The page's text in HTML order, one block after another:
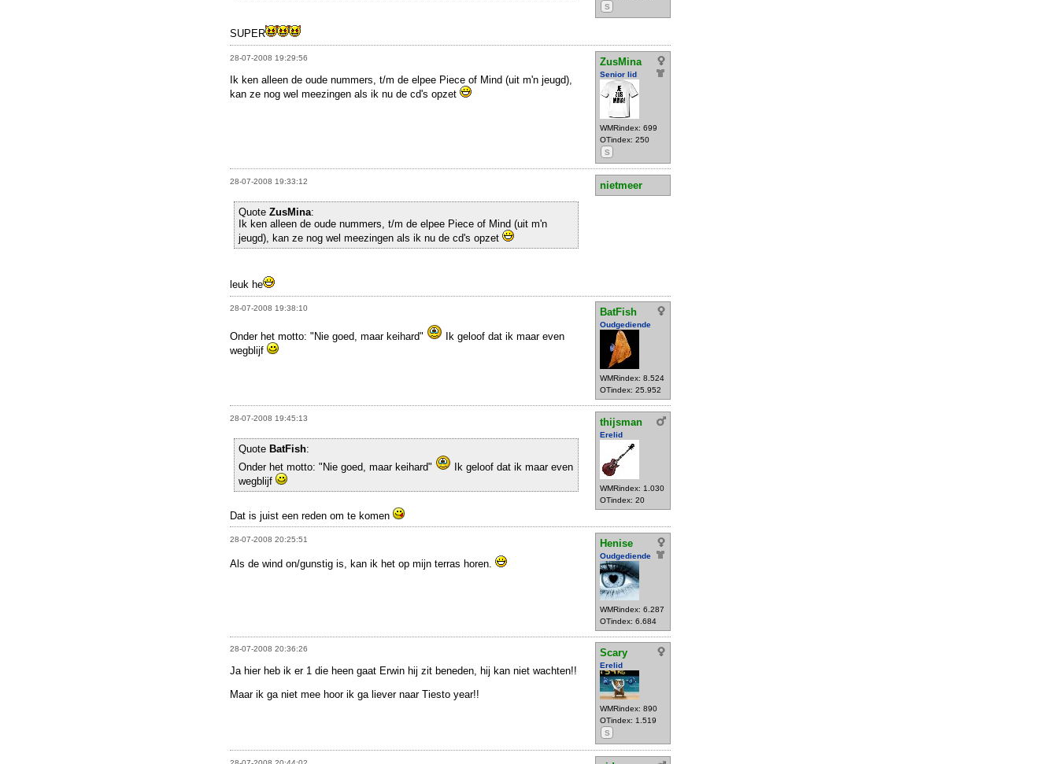
S
SUPER
28-07-2008 19:29:56 ZusMina
Senior lid
WMRindex: 699
OTindex: 250
S
Ik ken alleen de oude nummers, t/m de elpee Piece of Mind (uit m'n jeugd),
kan ze nog wel meezingen als ik nu de cd's opzet
28-07-2008 19:33:12 nietmeer
Quote ZusMina:
Ik ken alleen de oude nummers, t/m de elpee Piece of Mind (uit m'n
jeugd), kan ze nog wel meezingen als ik nu de cd's opzet
leuk he
28-07-2008 19:38:10 BatFish
Oudgediende
WMRindex: 8.524
OTindex: 25.952
Onder het motto: "Nie goed, maar keihard"
Ik geloof dat ik maar even
wegblijf
28-07-2008 19:45:13 thijsman
Erelid
WMRindex: 1.030
OTindex: 20
Quote BatFish:
Onder het motto: "Nie goed, maar keihard"
Ik geloof dat ik maar even
wegblijf
Dat is juist een reden om te komen
28-07-2008 20:25:51 Henise
Oudgediende
WMRindex: 6.287
OTindex: 6.684
Als de wind on/gunstig is, kan ik het op mijn terras horen.
28-07-2008 20:36:26 Scary
Erelid
WMRindex: 890
OTindex: 1.519
S
Ja hier heb ik er 1 die heen gaat Erwin hij zit beneden, hij kan niet wachten!!
Maar ik ga niet mee hoor ik ga liever naar Tiesto year!!